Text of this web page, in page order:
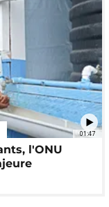
01:47
l'ONU